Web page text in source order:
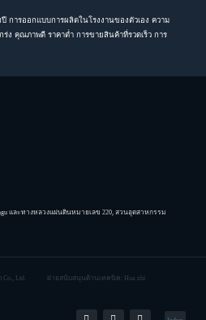
และทางหลวงแผ่นดินหมายเลข 220, สวนอุตสาหกรรม
การออกแบบการผลิตในโรงงานของตัวเอง ความ
ง คุณภาพดี ราคาต่ำ การขายสินค้าที่รวดเร็ว การ
Ltd. ฝ่ายสนับสนุนด้านเทคนิค: Hua zhi